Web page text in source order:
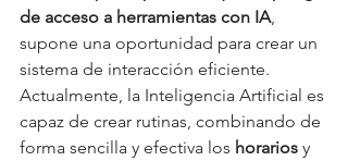
de acceso a herramientas con IA
supone una oportunidad para crear un
sistema de interacción eficiente.
Actualmente, la Inteligencia Artificial es
capaz de crear rutinas, combinando de
forma sencilla y efectiva los horarios y